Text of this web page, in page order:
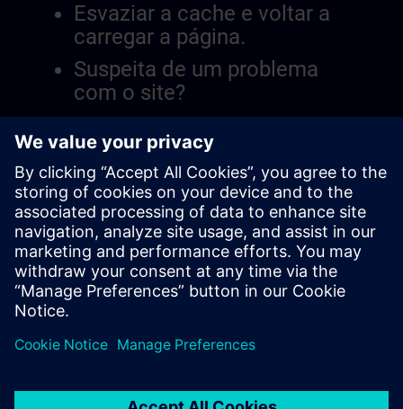
Esvaziar a cache e voltar a
carregar a página.
Suspeita de um problema
com o site?
Relatar a questão